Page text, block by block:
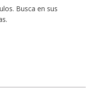
Busca en sus